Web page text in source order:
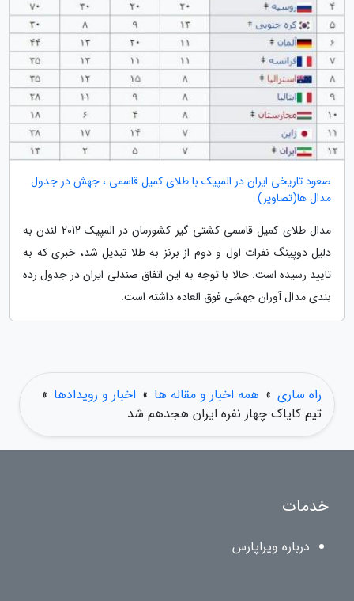
صعود تاریخی ایران در المپیک با طلای کمیل قاسمی ، جهش در جدول
مدال ها(تصاویر)
مدال طلای کمیل قاسمی کشتی گیر کشورمان در المپیک 2012 لندن به
دلیل دوپینگ نفرات اول و دوم از برنز به طلا تبدیل شد، خبری که به
تایید رسیده است. حالا با توجه به این اتفاق صندلی ایران در جدول رده
بندی مدال آوران جهشی فوق العاده داشته است.
راه ساری » همه اخبار و مقاله ها » اخبار و رویدادها »
تیم کایاک چهار نفره ایران هجدهم شد
خدمات
درباره ویراپارس